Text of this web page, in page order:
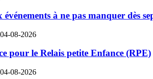
à ne pas manquer dès
04-08-2026
pour le Relais petite Enfance (RPE)
04-08-2026